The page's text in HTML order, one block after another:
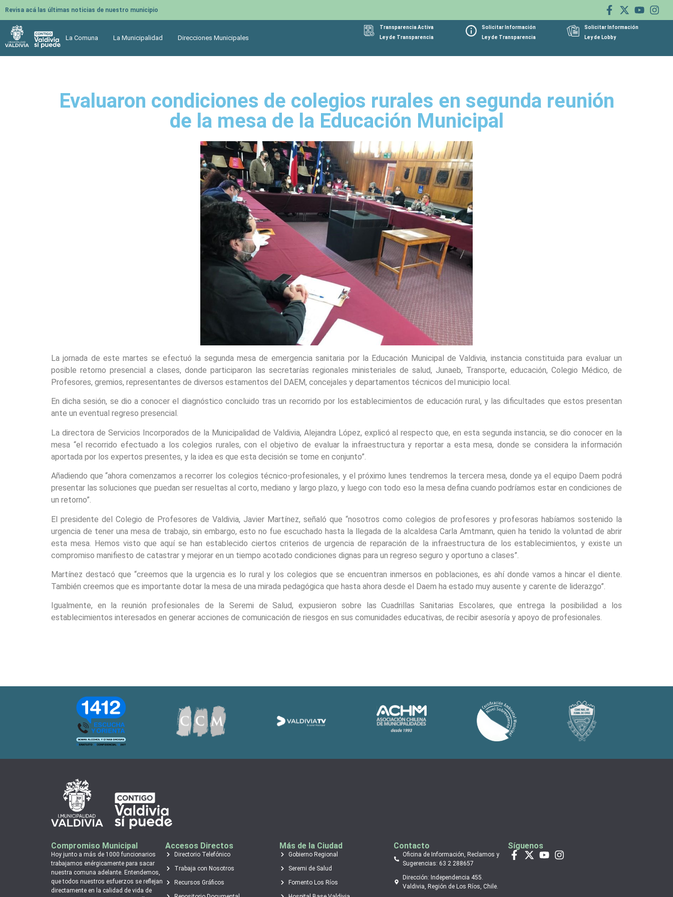
Revisa acá las últimas noticias de nuestro municipio
La Comuna La Municipalidad Direcciones Municipales
Transparencia Activa
Ley de Transparencia
Solicitar Información
Ley de Transparencia
Solicitar Información
Ley de Lobby
Evaluaron condiciones de colegios rurales en segunda reunión
de la mesa de la Educación Municipal
La jornada de este martes se efectuó la segunda mesa de emergencia sanitaria por la Educación Municipal de Valdivia, instancia constituida para evaluar un
posible retorno presencial a clases, donde participaron las secretarías regionales ministeriales de salud, Junaeb, Transporte, educación, Colegio Médico, de
Profesores, gremios, representantes de diversos estamentos del DAEM, concejales y departamentos técnicos del municipio local.
En dicha sesión, se dio a conocer el diagnóstico concluido tras un recorrido por los establecimientos de educación rural, y las dificultades que estos presentan
ante un eventual regreso presencial.
La directora de Servicios Incorporados de la Municipalidad de Valdivia, Alejandra López, explicó al respecto que, en esta segunda instancia, se dio conocer en la
mesa “el recorrido efectuado a los colegios rurales, con el objetivo de evaluar la infraestructura y reportar a esta mesa, donde se considera la información
aportada por los expertos presentes, y la idea es que esta decisión se tome en conjunto”.
Añadiendo que “ahora comenzamos a recorrer los colegios técnico-profesionales, y el próximo lunes tendremos la tercera mesa, donde ya el equipo Daem podrá
presentar las soluciones que puedan ser resueltas al corto, mediano y largo plazo, y luego con todo eso la mesa defina cuando podríamos estar en condiciones de
un retorno”.
El presidente del Colegio de Profesores de Valdivia, Javier Martínez, señaló que “nosotros como colegios de profesores y profesoras habíamos sostenido la
urgencia de tener una mesa de trabajo, sin embargo, esto no fue escuchado hasta la llegada de la alcaldesa Carla Amtmann, quien ha tenido la voluntad de abrir
esta mesa. Hemos visto que aquí se han establecido ciertos criterios de urgencia de reparación de la infraestructura de los establecimientos, y existe un
compromiso manifiesto de catastrar y mejorar en un tiempo acotado condiciones dignas para un regreso seguro y oportuno a clases”.
Martínez destacó que “creemos que la urgencia es lo rural y los colegios que se encuentran inmersos en poblaciones, es ahí donde vamos a hincar el diente.
También creemos que es importante dotar la mesa de una mirada pedagógica que hasta ahora desde el Daem ha estado muy ausente y carente de liderazgo”.
Igualmente, en la reunión profesionales de la Seremi de Salud, expusieron sobre las Cuadrillas Sanitarias Escolares, que entrega la posibilidad a los
establecimientos interesados en generar acciones de comunicación de riesgos en sus comunidades educativas, de recibir asesoría y apoyo de profesionales.
Compromiso Municipal
Hoy junto a más de 1000 funcionarios
trabajamos enérgicamente para sacar
nuestra comuna adelante. Entendemos,
que todos nuestros esfuerzos se reflejan
directamente en la calidad de vida de
Accesos Directos
Directorio Telefónico
Trabaja con Nosotros
Recursos Gráficos
Más de la Ciudad
Gobierno Regional
Seremi de Salud
Fomento Los Ríos
Contacto
Oficina de Información, Reclamos y
Sugerencias: 63 2 288657
Dirección: Independencia 455.
Valdivia, Región de Los Ríos, Chile.
Síguenos